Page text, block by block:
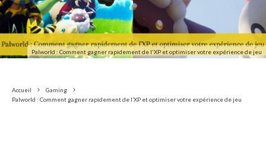
Palworld : Comment gagner rapidement de l'XP et optimiser votre expérience de jeu
Accueil
Gaming
Palworld : Comment gagner rapidement de l’XP et optimiser votre expérience de jeu